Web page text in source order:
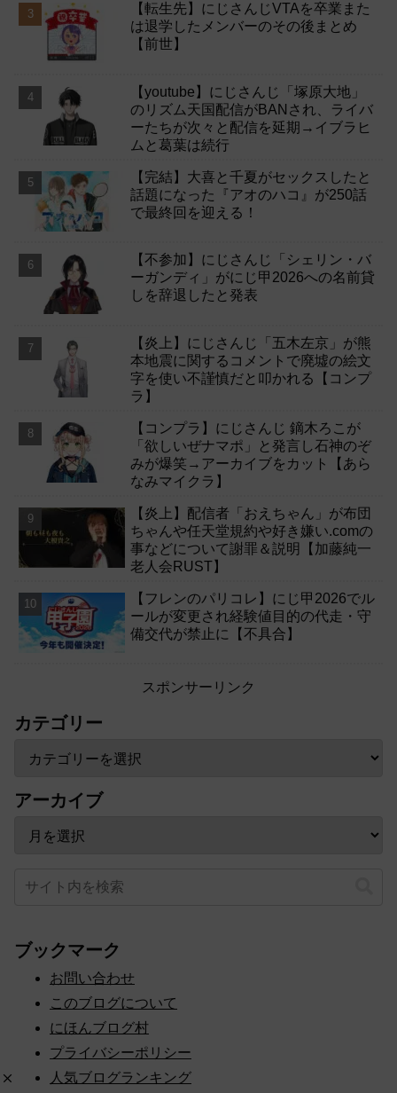
【転生先】にじさんじVTAを卒業また
は退学したメンバーのその後まとめ
【前世】
【youtube】にじさんじ「塚原大地」
のリズム天国配信がBANされ、ライバ
ーたちが次々と配信を延期→イブラヒ
ムと葛葉は続行
【完結】大喜と千夏がセックスしたと
話題になった『アオのハコ』が250話
で最終回を迎える！
【不参加】にじさんじ「シェリン・バ
ーガンディ」がにじ甲2026への名前貸
しを辞退したと発表
【炎上】にじさんじ「五木左京」が熊
本地震に関するコメントで廃墟の絵文
字を使い不謹慎だと叩かれる【コンプ
ラ】
【コンプラ】にじさんじ 鏑木ろこが
「欲しいぜナマポ」と発言し石神のぞ
みが爆笑→アーカイブをカット【あら
なみマイクラ】
【炎上】配信者「おえちゃん」が布団
ちゃんや任天堂規約や好き嫌い.comの
事などについて謝罪＆説明【加藤純一
老人会RUST】
【フレンのパリコレ】にじ甲2026でル
ールが変更され経験値目的の代走・守
備交代が禁止に【不具合】
スポンサーリンク
カテゴリー
アーカイブ
ブックマーク
お問い合わせ
このブログについて
にほんブログ村
プライバシーポリシー
人気ブログランキング